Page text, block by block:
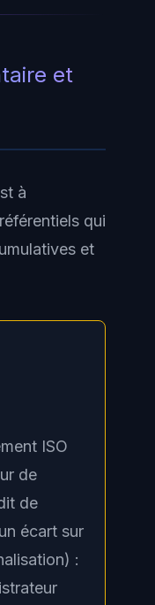
et
à
qui
et
ISO
de
de
écart sur
: